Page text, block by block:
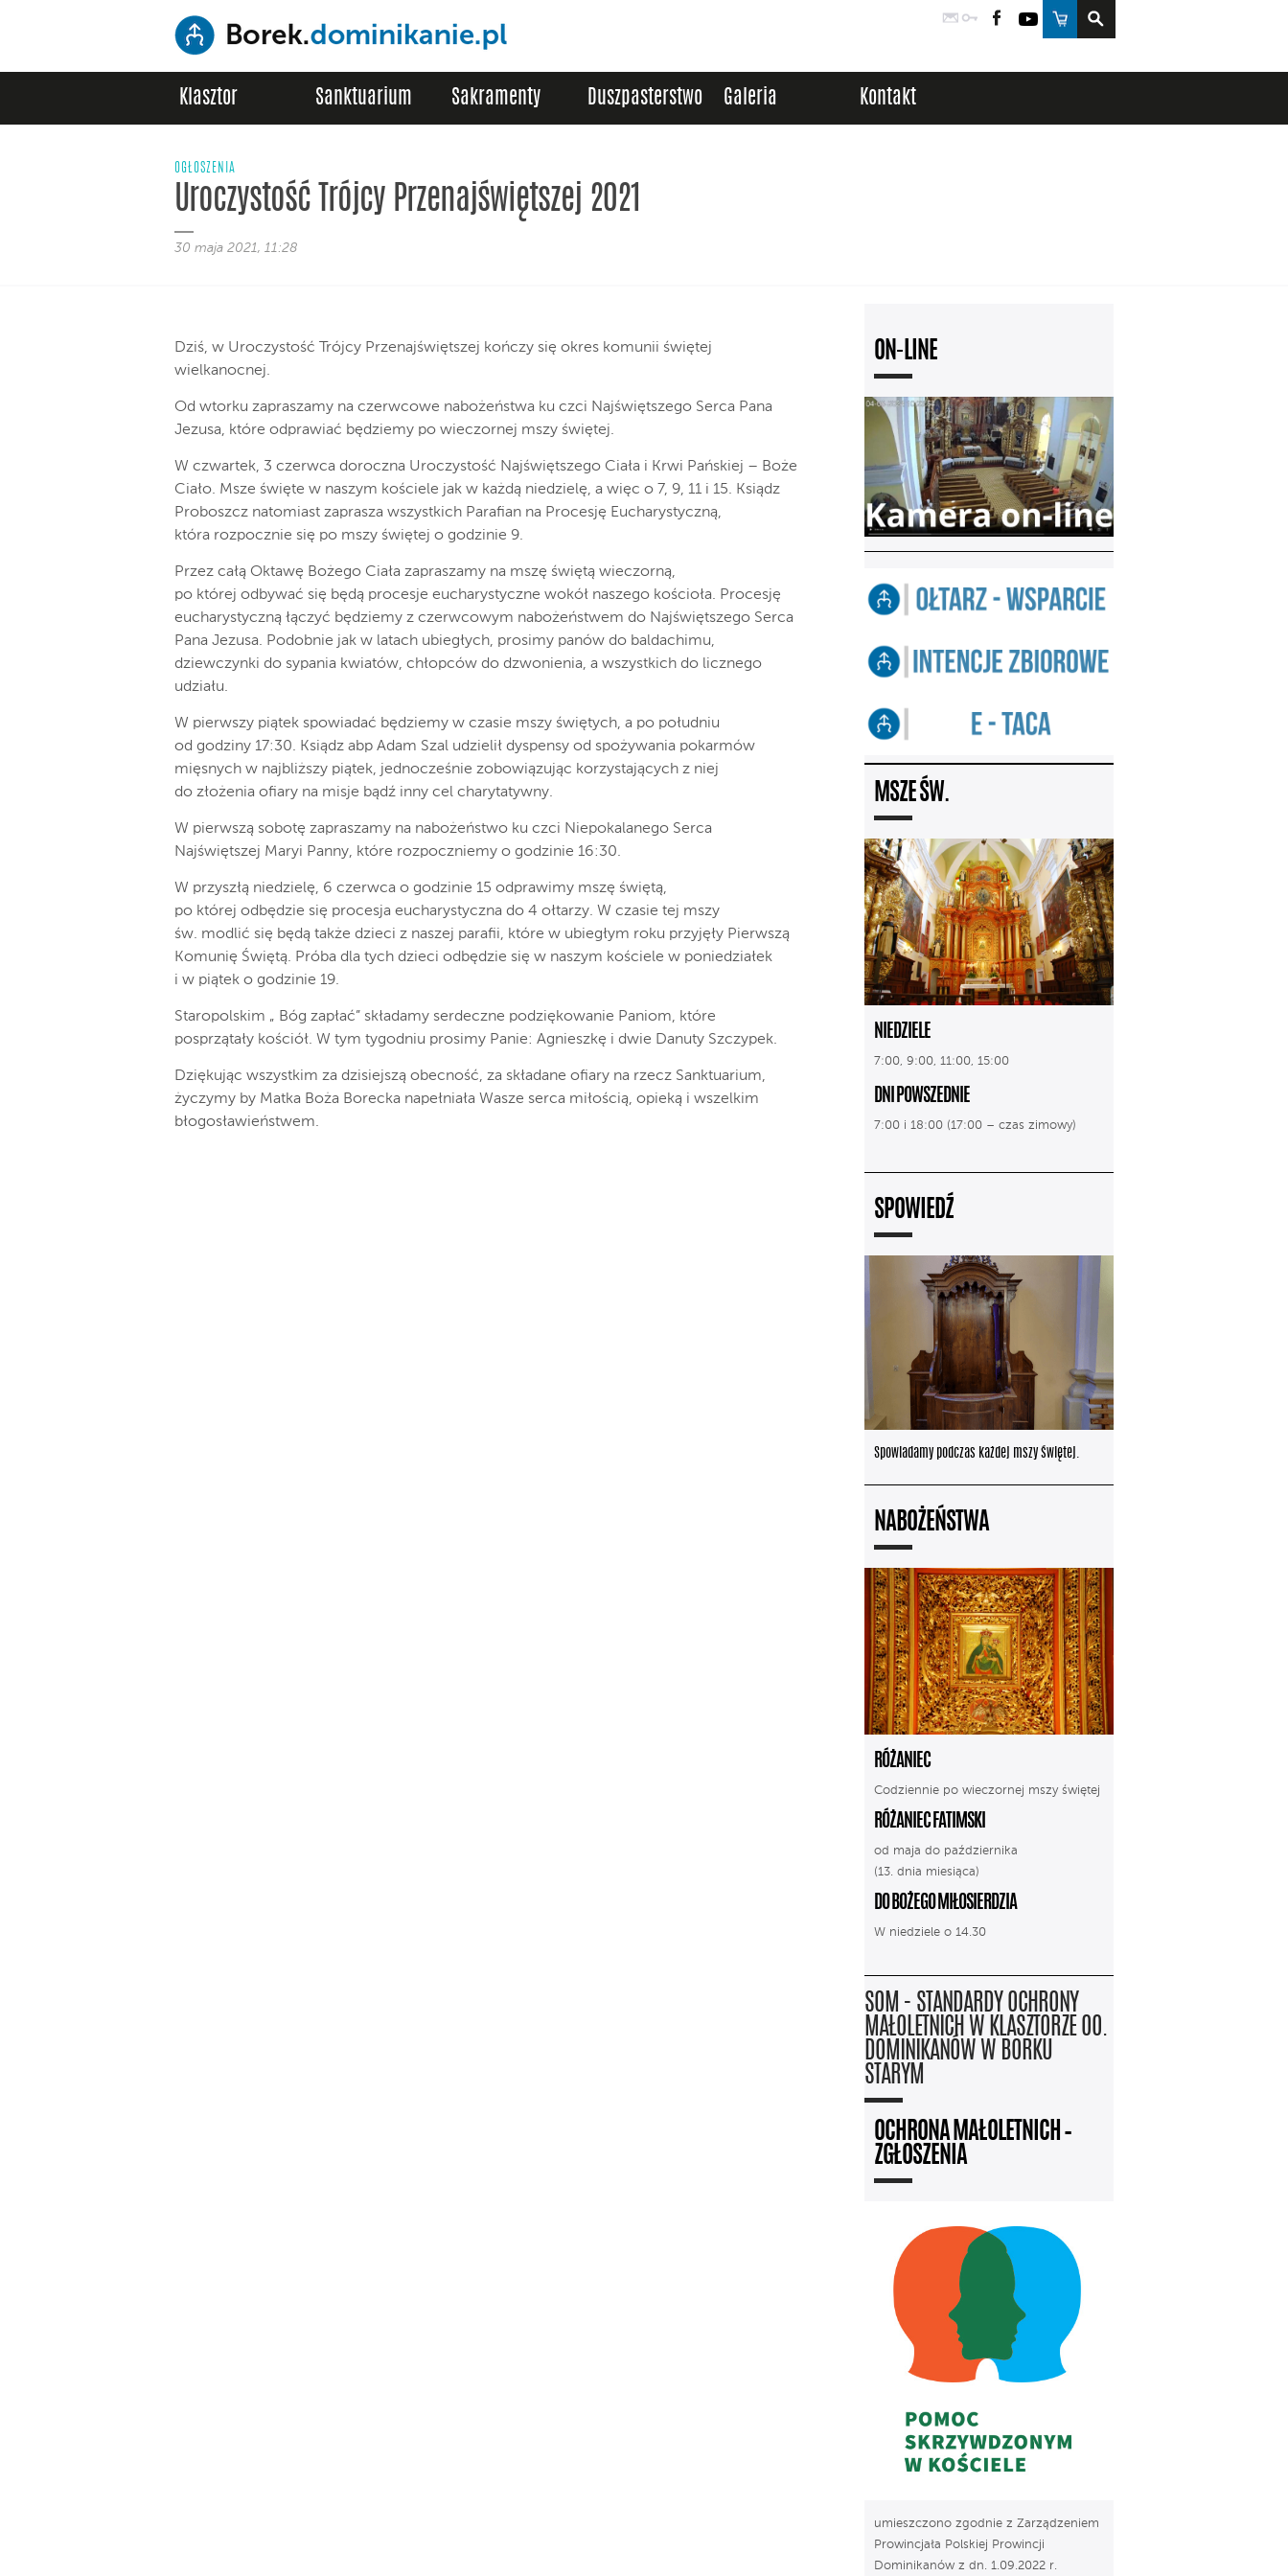
PocztaLogowanie
FacebookYouTube
Sklep
Klasztor Sanktuarium Sakramenty Duszpasterstwo Galeria Kontakt
OGŁOSZENIA
Uroczystość Trójcy Przenajświętszej 2021
30 maja 2021, 11:28
Dziś, w Uroczystość Trójcy Przenajświętszej kończy się okres komunii świętej
wielkanocnej.
Od wtorku zapraszamy na czerwcowe nabożeństwa ku czci Najświętszego Serca Pana
Jezusa, które odprawiać będziemy po wieczornej mszy świętej.
W czwartek, 3 czerwca doroczna Uroczystość Najświętszego Ciała i Krwi Pańskiej – Boże
Ciało. Msze święte w naszym kościele jak w każdą niedzielę, a więc o 7, 9, 11 i 15. Ksiądz
Proboszcz natomiast zaprasza wszystkich Parafian na Procesję Eucharystyczną,
która rozpocznie się po mszy świętej o godzinie 9.
Przez całą Oktawę Bożego Ciała zapraszamy na mszę świętą wieczorną,
po której odbywać się będą procesje eucharystyczne wokół naszego kościoła. Procesję
eucharystyczną łączyć będziemy z czerwcowym nabożeństwem do Najświętszego Serca
Pana Jezusa. Podobnie jak w latach ubiegłych, prosimy panów do baldachimu,
dziewczynki do sypania kwiatów, chłopców do dzwonienia, a wszystkich do licznego
udziału.
W pierwszy piątek spowiadać będziemy w czasie mszy świętych, a po południu
od godziny 17:30. Ksiądz abp Adam Szal udzielił dyspensy od spożywania pokarmów
mięsnych w najbliższy piątek, jednocześnie zobowiązując korzystających z niej
do złożenia ofiary na misje bądź inny cel charytatywny.
W pierwszą sobotę zapraszamy na nabożeństwo ku czci Niepokalanego Serca
Najświętszej Maryi Panny, które rozpoczniemy o godzinie 16:30.
W przyszłą niedzielę, 6 czerwca o godzinie 15 odprawimy mszę świętą,
po której odbędzie się procesja eucharystyczna do 4 ołtarzy. W czasie tej mszy
św. modlić się będą także dzieci z naszej parafii, które w ubiegłym roku przyjęły Pierwszą
Komunię Świętą. Próba dla tych dzieci odbędzie się w naszym kościele w poniedziałek
i w piątek o godzinie 19.
Staropolskim „ Bóg zapłać” składamy serdeczne podziękowanie Paniom, które
posprzątały kościół. W tym tygodniu prosimy Panie: Agnieszkę i dwie Danuty Szczypek.
Dziękując wszystkim za dzisiejszą obecność, za składane ofiary na rzecz Sanktuarium,
życzymy by Matka Boża Borecka napełniała Wasze serca miłością, opieką i wszelkim
błogosławieństwem.
ON-LINE
MSZE ŚW.
NIEDZIELE
7:00, 9:00, 11:00, 15:00
DNI POWSZEDNIE
7:00 i 18:00 (17:00 – czas zimowy)
SPOWIEDŹ
Spowiadamy podczas każdej mszy świętej.
NABOŻEŃSTWA
RÓŻANIEC
Codziennie po wieczornej mszy świętej
RÓŻANIEC FATIMSKI
od maja do października
(13. dnia miesiąca)
DO BOŻEGO MIŁOSIERDZIA
W niedziele o 14.30
SOM - STANDARDY OCHRONY
MAŁOLETNICH W KLASZTORZE OO.
DOMINIKANÓW W BORKU
STARYM
OCHRONA MAŁOLETNICH –
ZGŁOSZENIA
umieszczono zgodnie z Zarządzeniem
Prowincjała Polskiej Prowincji
Dominikanów z dn. 1.09.2022 r.